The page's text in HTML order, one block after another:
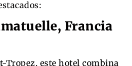
Francia
Tropez, este hotel combina